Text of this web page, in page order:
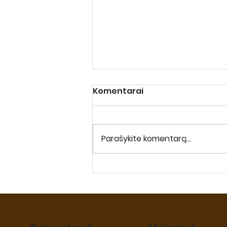
Komentarai
Parašykite komentarą...